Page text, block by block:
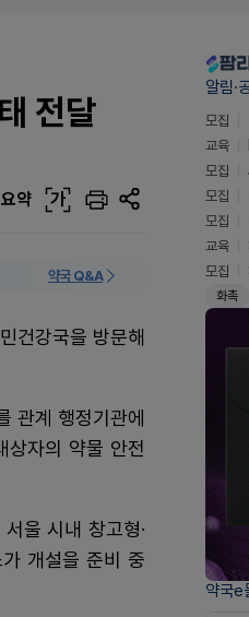
전달
요약 가
약국 Q&A
건강국을 방문해
관계 행정기관에
상자의 약물 안전
울 시내 창고형·
개설을 준비 중
알림·
모집
교육
모집
모집
모집
교육
모집
화촉
약국e